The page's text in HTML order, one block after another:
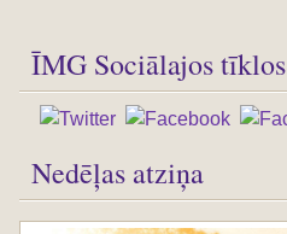
ĪMG Sociālajos tīklos
Nedēļas atziņa